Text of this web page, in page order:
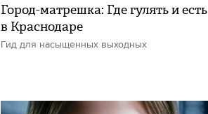
Город-матрешка: Где гулять и есть
в Краснодаре
Гид для насыщенных выходных